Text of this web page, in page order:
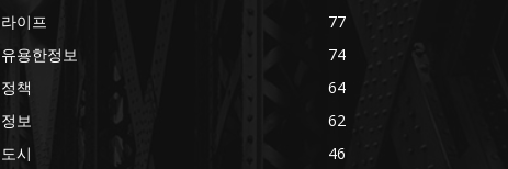
라이프
77
유용한정보
74
정책
64
정보
62
도시
46